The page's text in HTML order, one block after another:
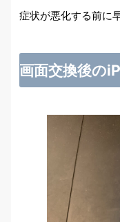
症状が悪化する前に
画面交換後の